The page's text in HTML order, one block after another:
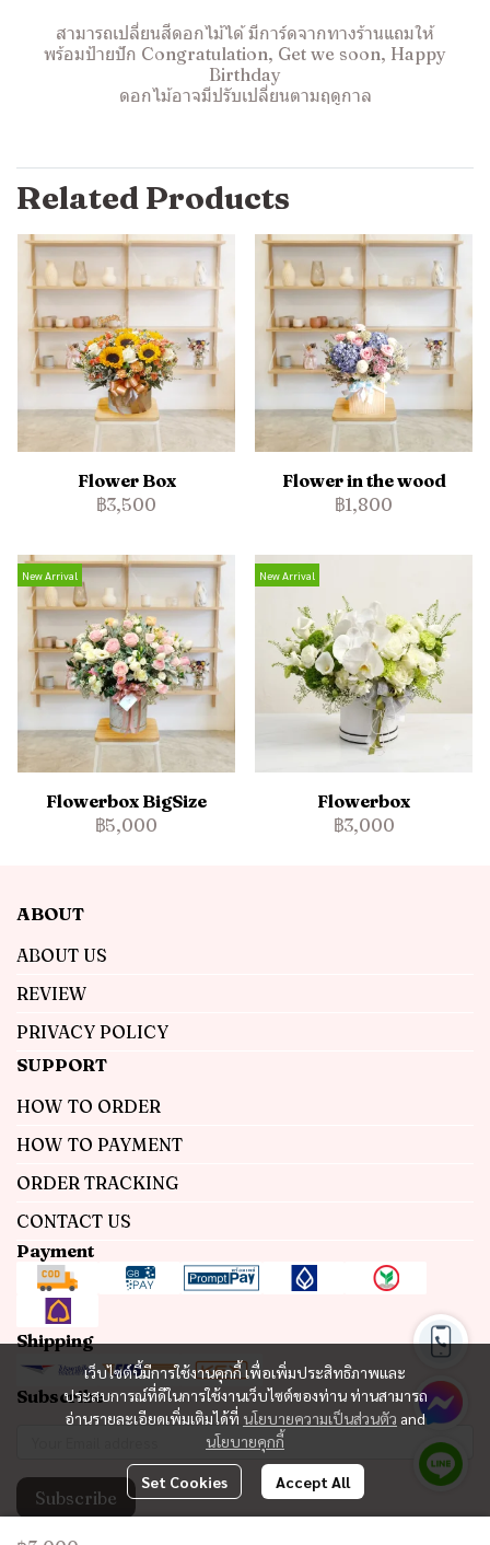
สามารถเปลี่ยนสีดอกไม้ได้ มีการ์ดจากทางร้านแถมให้
พร้อมป้ายปัก Congratulation, Get we soon, Happy
Birthday
ดอกไม้อาจมีปรับเปลี่ยนตามฤดูกาล
Related Products
Flower Box
฿3,500
Flower in the wood
฿1,800
New Arrival
Flowerbox BigSize
฿5,000
New Arrival
Flowerbox
฿3,000
เว็บไซต์นี้มีการใช้งานคุกกี้ เพื่อเพิ่มประสิทธิภาพและ
ประสบการณ์ที่ดีในการใช้งานเว็บไซต์ของท่าน ท่านสามารถ
อ่านรายละเอียดเพิ่มเติมได้ที่ นโยบายความเป็นส่วนตัว and
นโยบายคุกกี้
Set Cookies Accept All
ABOUT
ABOUT US
REVIEW
PRIVACY POLICY
SUPPORT
HOW TO ORDER
HOW TO PAYMENT
ORDER TRACKING
CONTACT US
Payment
Shipping
Subscribe
Subscribe